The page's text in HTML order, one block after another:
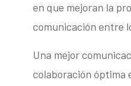
en que mejoran la
comunicación entre
Una mejor
colaboración óptima